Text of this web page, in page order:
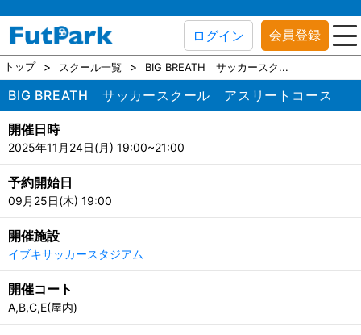
ログイン 会員登録
トップ スクール一覧 BIG BREATH サッカースク...
BIG BREATH サッカースクール アスリートコース
開催日時
2025年11月24日(月) 19:00~21:00
予約開始日
09月25日(木) 19:00
開催施設
イブキサッカースタジアム
開催コート
A,B,C,E(屋内)